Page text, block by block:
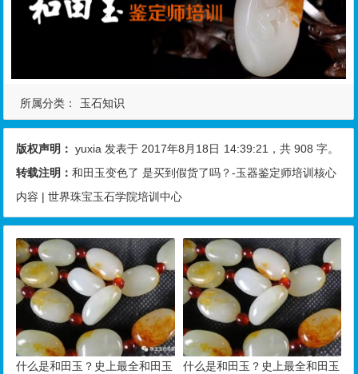
所属分类： 玉石知识
版权声明： yuxia 发表于 2017年8月18日 14:39:21 ，共 908 字。
转载注明：和田玉变色了 是买到假货了吗？-玉器鉴定师培训核心
内容 | 世界珠宝玉石学院培训中心
什么是和田玉？史上最全和田玉
什么是和田玉？史上最全和田玉